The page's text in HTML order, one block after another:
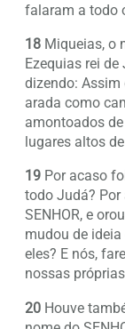
falaram a todo
18 Miqueias, o
Ezequias rei
dizendo: Assim
arada como
amontoados
lugares altos
19 Por acaso
todo Judá? Por
SENHOR, e
mudou de
eles? E nós,
nossas
20 Houve